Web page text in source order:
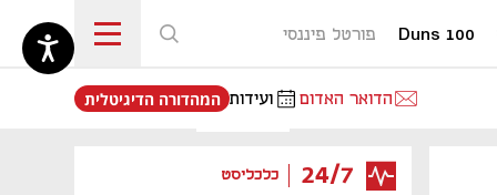
Duns 100 פורטל פיננסי
הדואר האדום ועידות
נפתח בכרטיסייה חדשה
המהדורה הדיגיטלית
24/7 כלכליסט